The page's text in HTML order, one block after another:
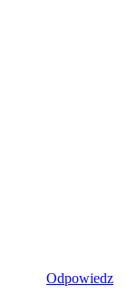
Odpowiedz